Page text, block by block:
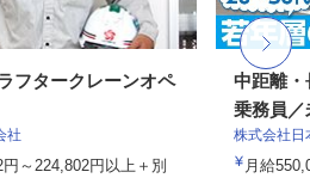
フタークレーンオペ
社
円～224,802円以上＋別
中距離・
乗務員／
株式会社日
月給